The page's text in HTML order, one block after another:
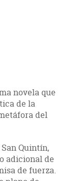
novela que
de la
del
Quintín,
adicional de
de fuerza.